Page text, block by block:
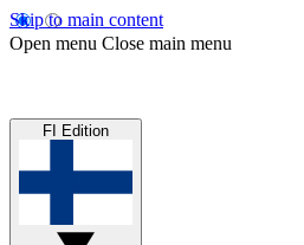
Skip to main content
Open menu Close main menu
FI Edition